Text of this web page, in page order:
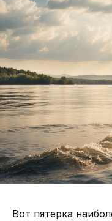
Вот пятерка